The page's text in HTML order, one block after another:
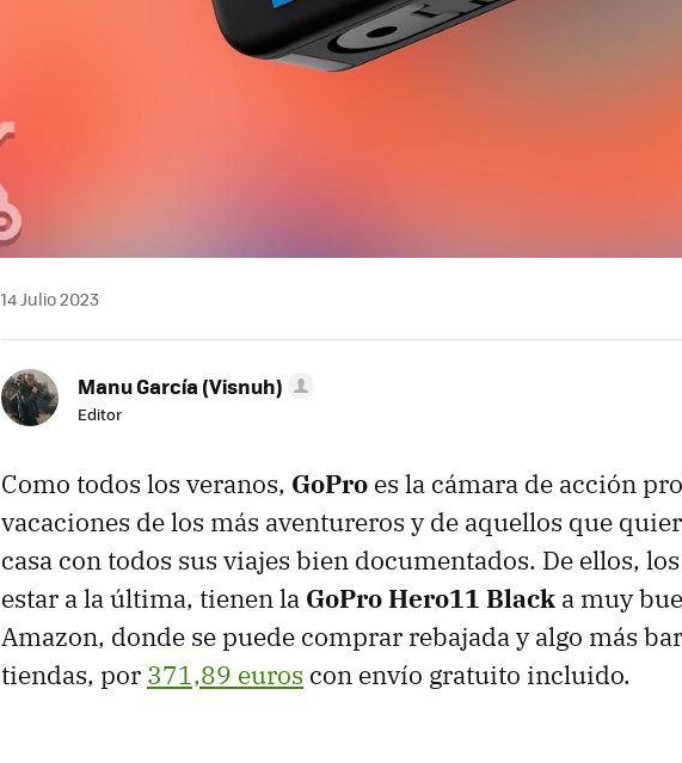
14 Julio 2023
Manu García (Visnuh)
Editor
Como todos los veranos, GoPro es la cámara de acción
vacaciones de los más aventureros y de aquellos que
casa con todos sus viajes bien documentados. De ellos,
estar a la última, tienen la GoPro Hero11 Black a muy
Amazon, donde se puede comprar rebajada y algo más
tiendas, por 371,89 euros con envío gratuito incluido.